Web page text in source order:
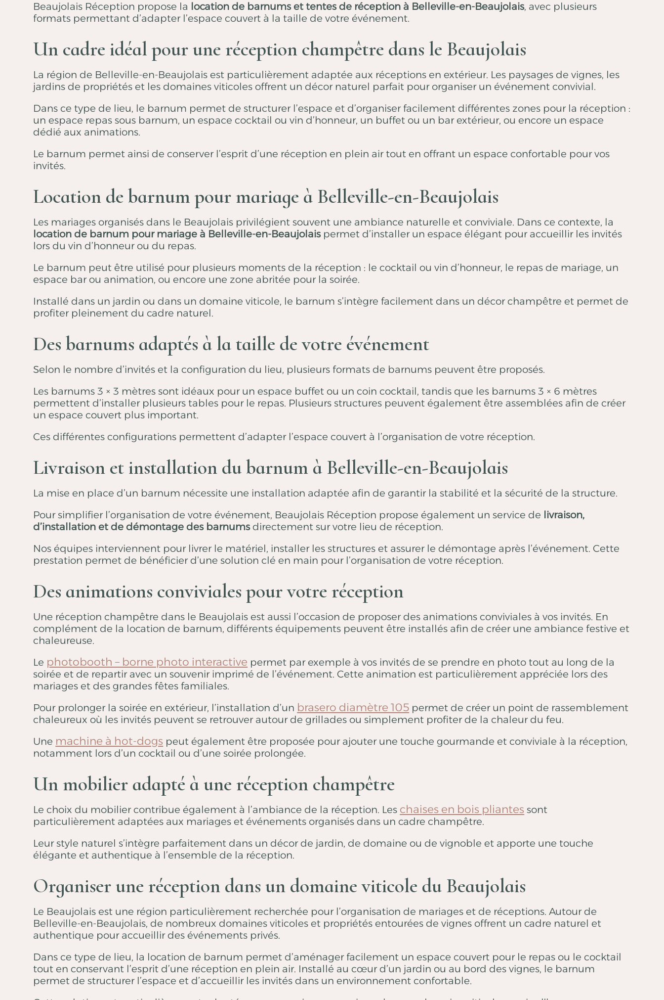
Beaujolais Réception propose la location de barnums et tentes de réception à Belleville-en-Beaujolais, avec plusieurs
formats permettant d’adapter l’espace couvert à la taille de votre événement.
Un cadre idéal pour une réception champêtre dans le Beaujolais
La région de Belleville-en-Beaujolais est particulièrement adaptée aux réceptions en extérieur. Les paysages de vignes, les
jardins de propriétés et les domaines viticoles offrent un décor naturel parfait pour organiser un événement convivial.
Dans ce type de lieu, le barnum permet de structurer l’espace et d’organiser facilement différentes zones pour la réception :
un espace repas sous barnum, un espace cocktail ou vin d’honneur, un buffet ou un bar extérieur, ou encore un espace
dédié aux animations.
Le barnum permet ainsi de conserver l’esprit d’une réception en plein air tout en offrant un espace confortable pour vos
invités.
Location de barnum pour mariage à Belleville-en-Beaujolais
Les mariages organisés dans le Beaujolais privilégient souvent une ambiance naturelle et conviviale. Dans ce contexte, la
location de barnum pour mariage à Belleville-en-Beaujolaispermet d’installer un espace élégant pour accueillir les invités
lors du vin d’honneur ou du repas.
Le barnum peut être utilisé pour plusieurs moments de la réception : le cocktail ou vin d’honneur, le repas de mariage, un
espace bar ou animation, ou encore une zone abritée pour la soirée.
Installé dans un jardin ou dans un domaine viticole, le barnum s’intègre facilement dans un décor champêtre et permet de
profiter pleinement du cadre naturel.
Des barnums adaptés à la taille de votre événement
Selon le nombre d’invités et la configuration du lieu, plusieurs formats de barnums peuvent être proposés.
Les barnums 3 × 3 mètres sont idéaux pour un espace buffet ou un coin cocktail, tandis que les barnums 3 × 6 mètres
permettent d’installer plusieurs tables pour le repas. Plusieurs structures peuvent également être assemblées afin de créer
un espace couvert plus important.
Ces différentes configurations permettent d’adapter l’espace couvert à l’organisation de votre réception.
Livraison et installation du barnum à Belleville-en-Beaujolais
La mise en place d’un barnum nécessite une installation adaptée afin de garantir la stabilité et la sécurité de la structure.
Pour simplifier l’organisation de votre événement, Beaujolais Réception propose également un service de livraison,
d’installation et de démontage des barnumsdirectement sur votre lieu de réception.
Nos équipes interviennent pour livrer le matériel, installer les structures et assurer le démontage après l’événement. Cette
prestation permet de bénéficier d’une solution clé en main pour l’organisation de votre réception.
Des animations conviviales pour votre réception
Une réception champêtre dans le Beaujolais est aussi l’occasion de proposer des animations conviviales à vos invités. En
complément de la location de barnum, différents équipements peuvent être installés afin de créer une ambiance festive et
chaleureuse.
Le photobooth – borne photo interactive permet par exemple à vos invités de se prendre en photo tout au long de la
soirée et de repartir avec un souvenir imprimé de l’événement. Cette animation est particulièrement appréciée lors des
mariages et des grandes fêtes familiales.
Pour prolonger la soirée en extérieur, l’installation d’un brasero diamètre 105 permet de créer un point de rassemblement
chaleureux où les invités peuvent se retrouver autour de grillades ou simplement profiter de la chaleur du feu.
Une machine à hot-dogs peut également être proposée pour ajouter une touche gourmande et conviviale à la réception,
notamment lors d’un cocktail ou d’une soirée prolongée.
Un mobilier adapté à une réception champêtre
Le choix du mobilier contribue également à l’ambiance de la réception. Les chaises en bois pliantes sont
particulièrement adaptées aux mariages et événements organisés dans un cadre champêtre.
Leur style naturel s’intègre parfaitement dans un décor de jardin, de domaine ou de vignoble et apporte une touche
élégante et authentique à l’ensemble de la réception.
Organiser une réception dans un domaine viticole du Beaujolais
Le Beaujolais est une région particulièrement recherchée pour l’organisation de mariages et de réceptions. Autour de
Belleville-en-Beaujolais, de nombreux domaines viticoles et propriétés entourées de vignes offrent un cadre naturel et
authentique pour accueillir des événements privés.
Dans ce type de lieu, la location de barnum permet d’aménager facilement un espace couvert pour le repas ou le cocktail
tout en conservant l’esprit d’une réception en plein air. Installé au cœur d’un jardin ou au bord des vignes, le barnum
permet de structurer l’espace et d’accueillir les invités dans un environnement confortable.